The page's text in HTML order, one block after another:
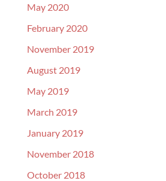
May 2020
February 2020
November 2019
August 2019
May 2019
March 2019
January 2019
November 2018
October 2018